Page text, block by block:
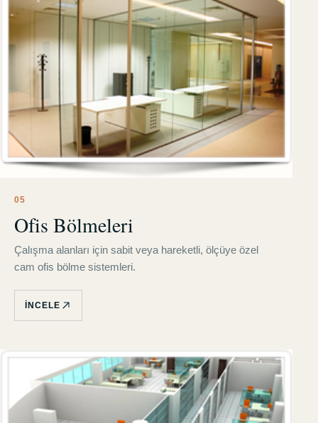
05
Ofis Bölmeleri
Çalışma alanları için sabit veya hareketli, ölçüye özel
cam ofis bölme sistemleri.
İNCELE